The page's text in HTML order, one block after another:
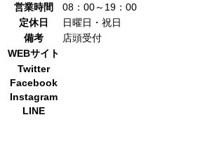
営業時間
08：00～19：00
定休日
日曜日・祝日
備考
店頭受付
WEBサイト
Twitter
Facebook
Instagram
LINE